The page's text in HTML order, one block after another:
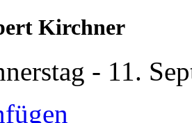
Kirchner
- 11.